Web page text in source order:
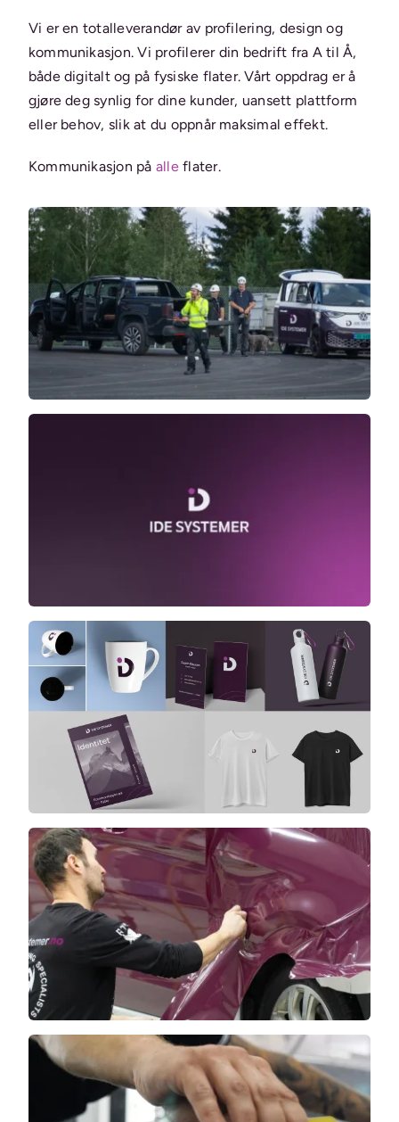
Vi er en totalleverandør av profilering, design og
kommunikasjon. Vi profilerer din bedrift fra A til Å,
både digitalt og på fysiske flater. Vårt oppdrag er å
gjøre deg synlig for dine kunder, uansett plattform
eller behov, slik at du oppnår maksimal effekt.
Kommunikasjon på alleflater.